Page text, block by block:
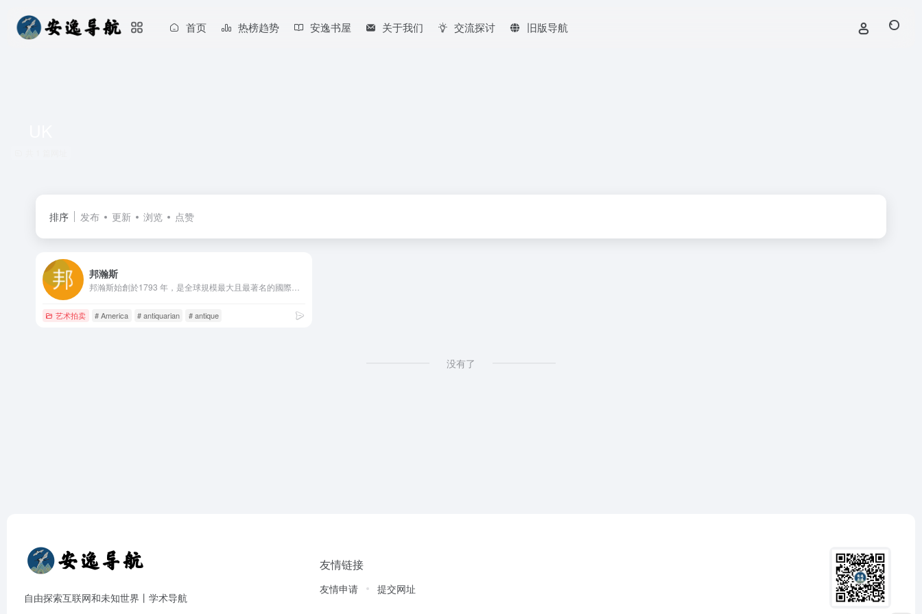
首页 热榜趋势 安逸书屋 关于我们 交流探讨 旧版导航
排序 发布 更新 浏览 点赞
邦瀚斯
艺术拍卖 # America # antiquarian # antique
没有了
自由探索互联网和未知世界丨学术导航
友情链接
友情申请 提交网址